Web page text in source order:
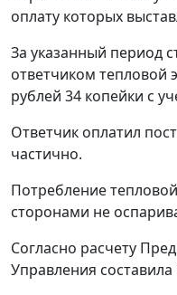
оплату которых
За указанный период
ответчиком тепловой
рублей 34 копейки с
Ответчик оплатил
частично.
Потребление
сторонами не
Согласно расчету
Управления